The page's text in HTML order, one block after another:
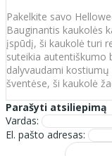
Pakelkite savo
Bauginantis kaukolės
įspūdį, ši kaukolė turi
suteikia autentiškumo
dalyvaudami
šventėse, ši kaukolė
Parašyti atsiliepimą
Vardas:
El. pašto adresas: